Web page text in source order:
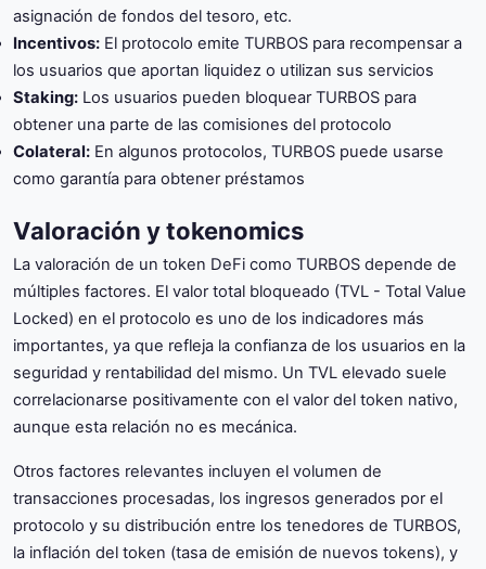
asignación de fondos del tesoro, etc.
Incentivos: El protocolo emite TURBOS para recompensar a
los usuarios que aportan liquidez o utilizan sus servicios
Staking: Los usuarios pueden bloquear TURBOS para
obtener una parte de las comisiones del protocolo
Colateral: En algunos protocolos, TURBOS puede usarse
como garantía para obtener préstamos
Valoración y tokenomics
La valoración de un token DeFi como TURBOS depende de
múltiples factores. El valor total bloqueado (TVL - Total Value
Locked) en el protocolo es uno de los indicadores más
importantes, ya que refleja la confianza de los usuarios en la
seguridad y rentabilidad del mismo. Un TVL elevado suele
correlacionarse positivamente con el valor del token nativo,
aunque esta relación no es mecánica.
Otros factores relevantes incluyen el volumen de
transacciones procesadas, los ingresos generados por el
protocolo y su distribución entre los tenedores de TURBOS,
la inflación del token (tasa de emisión de nuevos tokens), y